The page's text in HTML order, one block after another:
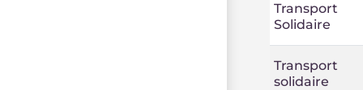
Transport
Solidaire
Transport
solidaire